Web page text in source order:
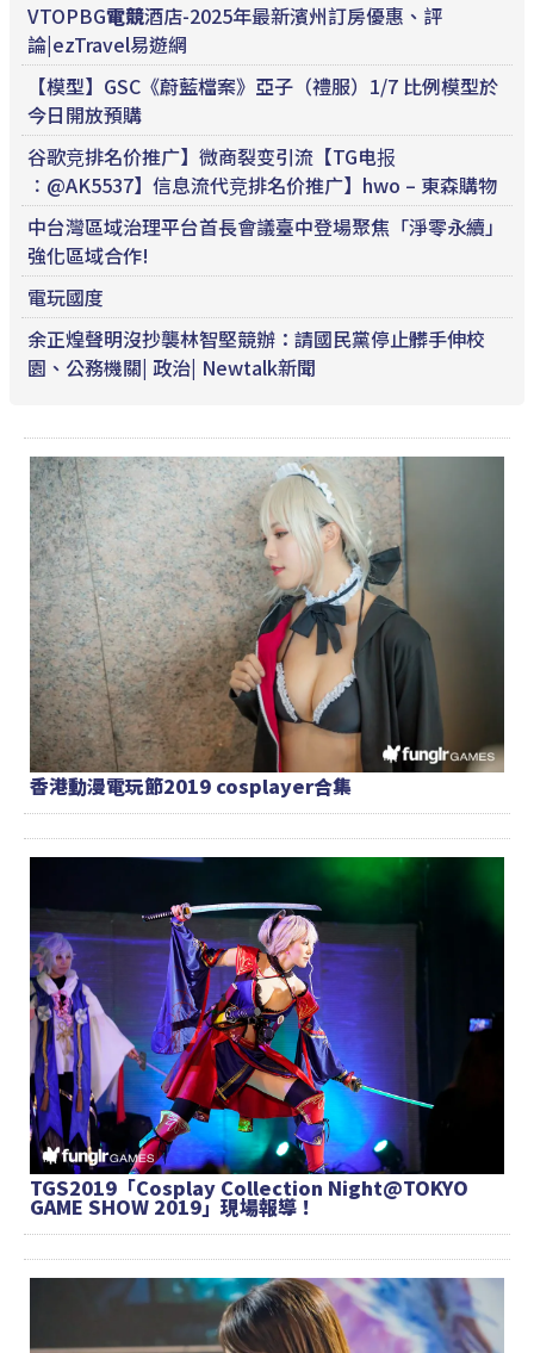
VTOPBG電競酒店-2025年最新濱州訂房優惠、評
論|ezTravel易遊網
【模型】GSC《蔚藍檔案》亞子（禮服）1/7 比例模型於
今日開放預購
谷歌竞排名价推广】微商裂变引流【TG电报
∶@AK5537】信息流代竞排名价推广】hwo – 東森購物
中台灣區域治理平台首長會議臺中登場聚焦「淨零永續」
強化區域合作!
電玩國度
余正煌聲明沒抄襲林智堅競辦：請國民黨停止髒手伸校
園、公務機關| 政治| Newtalk新聞
香港動漫電玩節2019 cosplayer合集
TGS2019「Cosplay Collection Night@TOKYO
GAME SHOW 2019」現場報導！